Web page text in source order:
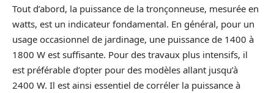
Tout d’abord, la puissance de la tronçonneuse, mesurée en
watts, est un indicateur fondamental. En général, pour un
usage occasionnel de jardinage, une puissance de 1400 à
1800 W est suffisante. Pour des travaux plus intensifs, il
est préférable d’opter pour des modèles allant jusqu’à
2400 W. Il est ainsi essentiel de corréler la puissance à